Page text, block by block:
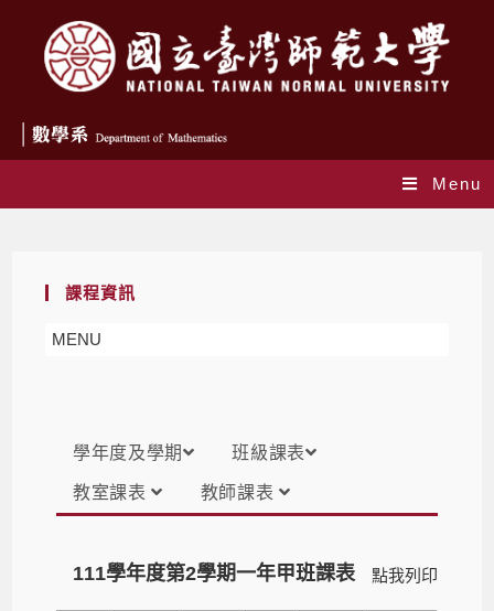
Menu
課程資訊
MENU
學年度及學期 班級課表
教室課表 教師課表
點我列印
111學年度第2學期一年甲班課表